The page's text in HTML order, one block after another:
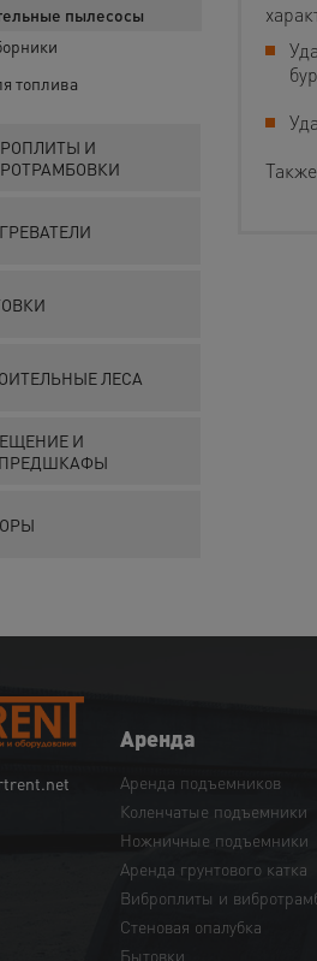
пылесосы
топлива
И
ЛЕСА
И
Аренда
Аренда подъемников
Коленчатые подъемники
Ножничные подъемники
Аренда грунтового катка
Виброплиты и
Cтеновая опалубка
Бытовки